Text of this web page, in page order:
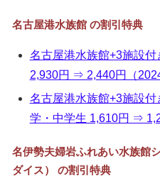
名古屋港水族館 の割引特典
名古屋港水族館+3施設付
2,930円 ⇒ 2,440円（
名古屋港水族館+3施設
学・中学生 1,610円 ⇒
名伊勢夫婦岩ふれあい水族館
ダイス） の割引特典